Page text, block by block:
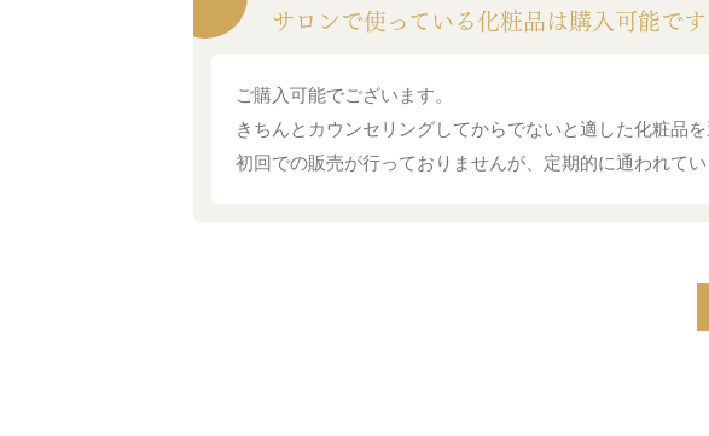
サロンで使っている化粧品は購入可能です
ご購入可能でございます。
きちんとカウンセリングしてからでないと適した化粧品を
初回での販売が行っておりませんが、定期的に通われてい